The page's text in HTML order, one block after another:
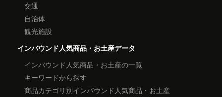
交通
自治体
観光施設
インバウンド人気商品・お土産データ
インバウンド人気商品・お土産の一覧
キーワードから探す
商品カテゴリ別インバウンド人気商品・お土産